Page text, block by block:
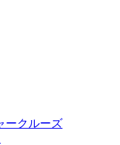
ークルーズ